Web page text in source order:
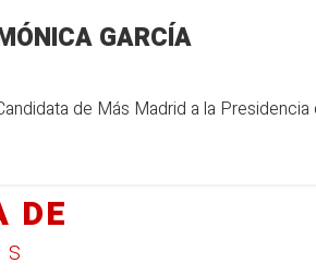
GARCÍA
de Más Madrid a la
DE